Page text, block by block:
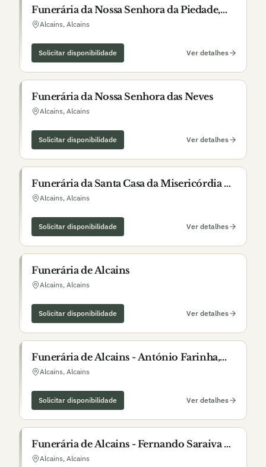
Funerária da Nossa Senhora da Piedade,
Lda.
Alcains, Alcains
Solicitar disponibilidade Ver detalhes
Funerária da Nossa Senhora das Neves
Alcains, Alcains
Solicitar disponibilidade Ver detalhes
Funerária da Santa Casa da Misericórdia de
Alcains
Alcains, Alcains
Solicitar disponibilidade Ver detalhes
Funerária de Alcains
Alcains, Alcains
Solicitar disponibilidade Ver detalhes
Funerária de Alcains - António Farinha,
Lda.
Alcains, Alcains
Solicitar disponibilidade Ver detalhes
Funerária de Alcains - Fernando Saraiva &
Filhos, Lda.
Alcains, Alcains